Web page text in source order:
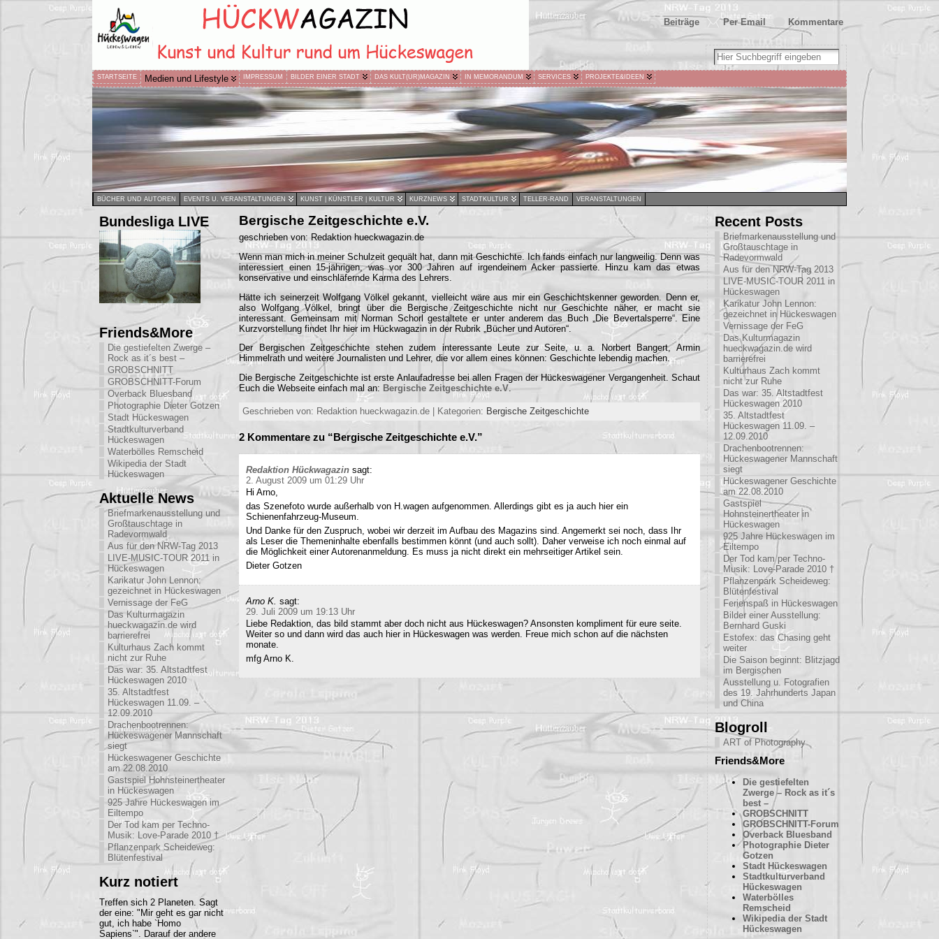
Kommentare
Per Email
Beiträge
STARTSEITE Medien und Lifestyle IMPRESSUM BILDER EINER STADT DAS KULT(UR)MAGAZIN IN MEMORANDUM SERVICES PROJEKTE&IDEEN
BÜCHER UND AUTOREN EVENTS U. VERANSTALTUNGEN KUNST | KÜNSTLER | KULTUR KURZNEWS STADTKULTUR TELLER-RAND VERANSTALTUNGEN
Bundesliga LIVE
Friends&More
Die gestiefelten Zwerge –
Rock as it´s best –
GROBSCHNITT
GROBSCHNITT-Forum
Overback Bluesband
Photographie Dieter Gotzen
Stadt Hückeswagen
Stadtkulturverband
Hückeswagen
Waterbölles Remscheid
Wikipedia der Stadt
Hückeswagen
Aktuelle News
Briefmarkenausstellung und
Großtauschtage in
Radevormwald
Aus für den NRW-Tag 2013
LIVE-MUSIC-TOUR 2011 in
Hückeswagen
Karikatur John Lennon:
gezeichnet in Hückeswagen
Vernissage der FeG
Das Kulturmagazin
hueckwagazin.de wird
barrierefrei
Kulturhaus Zach kommt
nicht zur Ruhe
Das war: 35. Altstadtfest
Hückeswagen 2010
35. Altstadtfest
Hückeswagen 11.09. –
12.09.2010
Drachenbootrennen:
Hückeswagener Mannschaft
siegt
Hückeswagener Geschichte
am 22.08.2010
Gastspiel Hohnsteinertheater
in Hückeswagen
925 Jahre Hückeswagen im
Eiltempo
Der Tod kam per Techno-
Musik: Love-Parade 2010 †
Pflanzenpark Scheideweg:
Blütenfestival
Kurz notiert
Treffen sich 2 Planeten. Sagt
der eine: "Mir geht es gar nicht
gut, ich habe `Homo
Sapiens`". Darauf der andere
Bergische Zeitgeschichte e.V.
geschrieben von: Redaktion hueckwagazin.de
Wenn man mich in meiner Schulzeit gequält hat, dann mit Geschichte. Ich fands einfach nur langweilig. Denn was
interessiert einen 15-jährigen, was vor 300 Jahren auf irgendeinem Acker passierte. Hinzu kam das etwas
konservative und einschläfernde Karma des Lehrers.
Hätte ich seinerzeit Wolfgang Völkel gekannt, vielleicht wäre aus mir ein Geschichtskenner geworden. Denn er,
also Wolfgang Völkel, bringt über die Bergische Zeitgeschichte nicht nur Geschichte näher, er macht sie
interessant. Gemeinsam mit Norman Schorl gestaltete er unter anderem das Buch „Die Bevertalsperre“. Eine
Kurzvorstellung findet Ihr hier im Hückwagazin in der Rubrik „Bücher und Autoren“.
Der Bergischen Zeitgeschichte stehen zudem interessante Leute zur Seite, u. a. Norbert Bangert, Armin
Himmelrath und weitere Journalisten und Lehrer, die vor allem eines können: Geschichte lebendig machen.
Die Bergische Zeitgeschichte ist erste Anlaufadresse bei allen Fragen der Hückeswagener Vergangenheit. Schaut
Euch die Webseite einfach mal an: Bergische Zeitgeschichte e.V.
Geschrieben von: Redaktion hueckwagazin.de | Kategorien: Bergische Zeitgeschichte
2 Kommentare zu “Bergische Zeitgeschichte e.V.”
Redaktion Hückwagazin sagt:
2. August 2009 um 01:29 Uhr
Hi Arno,
das Szenefoto wurde außerhalb von H.wagen aufgenommen. Allerdings gibt es ja auch hier ein
Schienenfahrzeug-Museum.
Und Danke für den Zuspruch, wobei wir derzeit im Aufbau des Magazins sind. Angemerkt sei noch, dass Ihr
als Leser die Themeninhalte ebenfalls bestimmen könnt (und auch sollt). Daher verweise ich noch einmal auf
die Möglichkeit einer Autorenanmeldung. Es muss ja nicht direkt ein mehrseitiger Artikel sein.
Dieter Gotzen
Arno K. sagt:
29. Juli 2009 um 19:13 Uhr
Liebe Redaktion, das bild stammt aber doch nicht aus Hückeswagen? Ansonsten kompliment für eure seite.
Weiter so und dann wird das auch hier in Hückeswagen was werden. Freue mich schon auf die nächsten
monate.
mfg Arno K.
Recent Posts
Briefmarkenausstellung und
Großtauschtage in
Radevormwald
Aus für den NRW-Tag 2013
LIVE-MUSIC-TOUR 2011 in
Hückeswagen
Karikatur John Lennon:
gezeichnet in Hückeswagen
Vernissage der FeG
Das Kulturmagazin
hueckwagazin.de wird
barrierefrei
Kulturhaus Zach kommt
nicht zur Ruhe
Das war: 35. Altstadtfest
Hückeswagen 2010
35. Altstadtfest
Hückeswagen 11.09. –
12.09.2010
Drachenbootrennen:
Hückeswagener Mannschaft
siegt
Hückeswagener Geschichte
am 22.08.2010
Gastspiel
Hohnsteinertheater in
Hückeswagen
925 Jahre Hückeswagen im
Eiltempo
Der Tod kam per Techno-
Musik: Love-Parade 2010 †
Pflanzenpark Scheideweg:
Blütenfestival
Ferienspaß in Hückeswagen
Bilder einer Ausstellung:
Bernhard Guski
Estofex: das Chasing geht
weiter
Die Saison beginnt: Blitzjagd
im Bergischen
Ausstellung u. Fotografien
des 19. Jahrhunderts Japan
und China
Blogroll
ART of Photography
Friends&More
Die gestiefelten
Zwerge – Rock as it´s
best –
GROBSCHNITT
GROBSCHNITT-Forum
Overback Bluesband
Photographie Dieter
Gotzen
Stadt Hückeswagen
Stadtkulturverband
Hückeswagen
Waterbölles
Remscheid
Wikipedia der Stadt
Hückeswagen